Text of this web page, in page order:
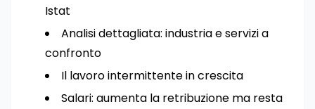
Istat
Analisi dettagliata: industria e servizi a
confronto
Il lavoro intermittente in crescita
Salari: aumenta la retribuzione ma resta